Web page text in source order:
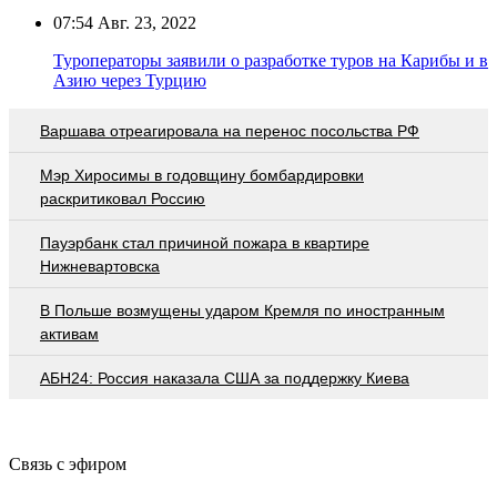
07:54 Авг. 23, 2022
Туроператоры заявили о разработке туров на Карибы и в
Азию через Турцию
Варшава отреагировала на перенос посольства РФ
Мэр Хиросимы в годовщину бомбардировки
раскритиковал Россию
Пауэрбанк стал причиной пожара в квартире
Нижневартовска
В Польше возмущены ударом Кремля по иностранным
активам
АБН24: Россия наказала США за поддержку Киева
Связь с эфиром